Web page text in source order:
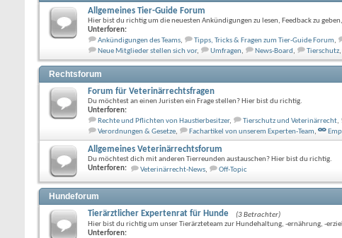
Allgemeines Tier-Guide Forum
Hier bist du richtig um die neuesten Ankündigungen zu lesen, Feedback zu
Unterforen:
Ankündigungen des Teams, Tipps, Tricks & Fragen zum Tier-Guide Forum,
Neue Mitglieder stellen sich vor, Umfragen, News-Board, Tierschutz,
Rechtsforum
Forum für Veterinärrechtsfragen
Du möchtest an einen Juristen ein Frage stellen? Hier bist du richtig.
Unterforen:
Rechte und Pflichten von Haustierbesitzer, Tierschutz und Veterinärrecht,
Verordnungen & Gesetze, Fachartikel von unserem Experten-Team,
Allgemeines Veterinärrechtsforum
Du möchtest dich mit anderen Tierreunden austauschen? Hier bist du richtig.
Unterforen:
Veterinärrecht-News, Off-Topic
Hundeforum
Tierärztlicher Expertenrat für Hunde
(3 Betrachter)
Hier bist du richtig um unser Tierärzteteam zur Hundehaltung, -ernährung, -
Unterforen: